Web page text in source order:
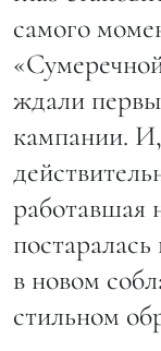
самого
ждали
кампании.
работавшая
в новом
стильном